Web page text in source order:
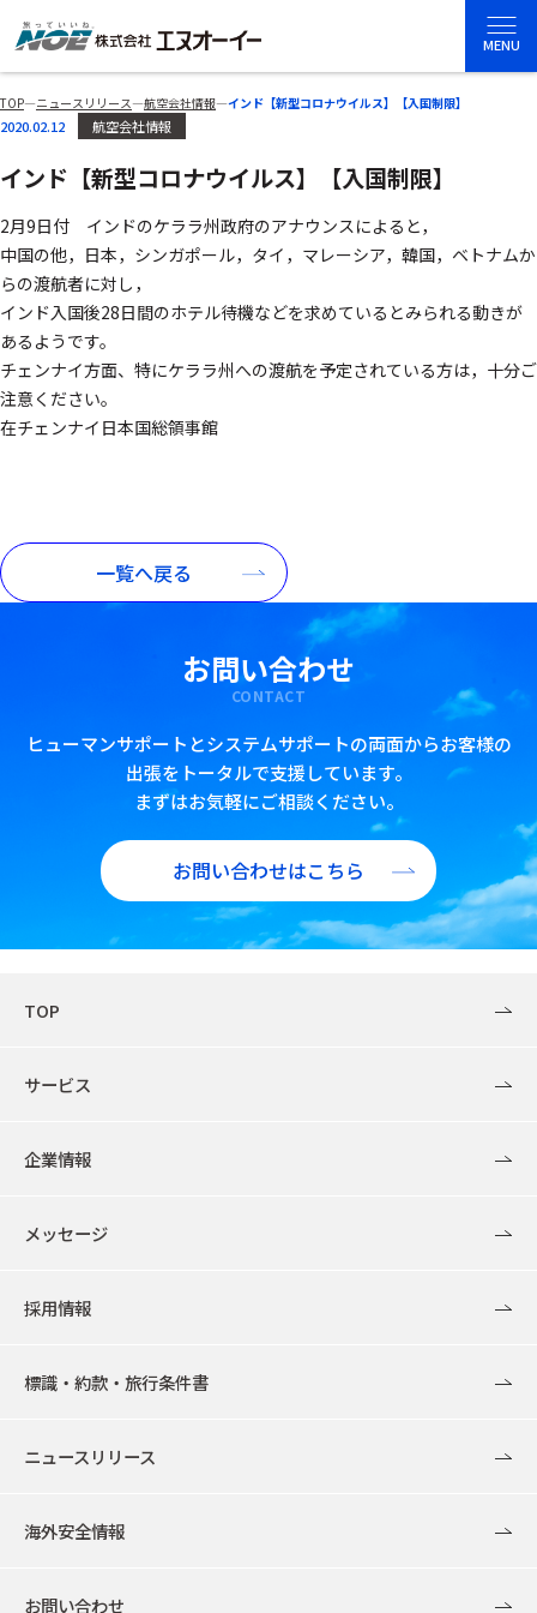
MENU
TOP―ニュースリリース―航空会社情報―インド【新型コロナウイルス】【入国制限】
2020.02.12 航空会社情報
インド【新型コロナウイルス】【入国制限】
2月9日付 インドのケララ州政府のアナウンスによると，
中国の他，日本，シンガポール，タイ，マレーシア，韓国，ベトナムか
らの渡航者に対し，
インド入国後28日間のホテル待機などを求めているとみられる動きが
あるようです。
チェンナイ方面、特にケララ州への渡航を予定されている方は，十分ご
注意ください。
在チェンナイ日本国総領事館
一覧へ戻る
お問い合わせ
CONTACT
ヒューマンサポートとシステムサポートの両面からお客様の
出張をトータルで支援しています。
まずはお気軽にご相談ください。
お問い合わせはこちら
TOP
サービス
企業情報
メッセージ
採用情報
標識・約款・旅行条件書
ニュースリリース
海外安全情報
お問い合わせ